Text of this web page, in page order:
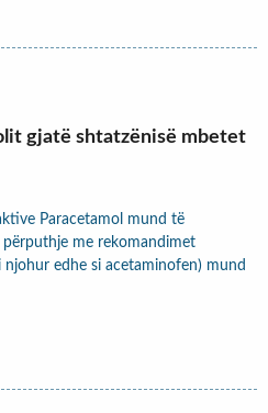
gjatë shtatzënisë mbetet
Paracetamol mund të
përputhje me rekomandimet
njohur edhe si acetaminofen) mund